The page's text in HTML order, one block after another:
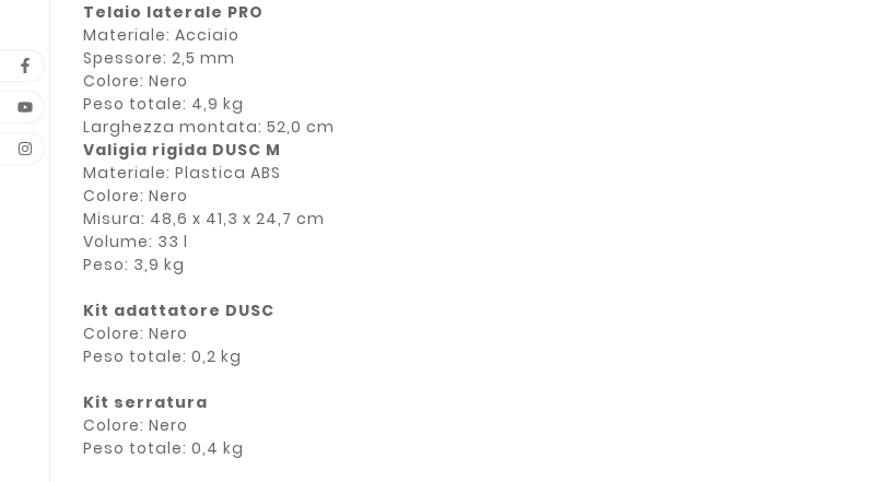
Telaio laterale PRO
Materiale: Acciaio
Spessore: 2,5 mm
Colore: Nero
Peso totale: 4,9 kg
Larghezza montata: 52,0 cm
Valigia rigida DUSC M
Materiale: Plastica ABS
Colore: Nero
Misura: 48,6 x 41,3 x 24,7 cm
Volume: 33 l
Peso: 3,9 kg
Kit adattatore DUSC
Colore: Nero
Peso totale: 0,2 kg
Kit serratura
Colore: Nero
Peso totale: 0,4 kg